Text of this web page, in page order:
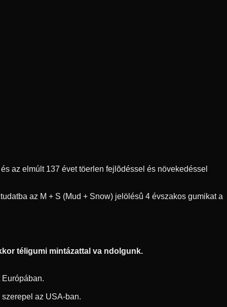
az elmúlt 137 évet töerlen fejlõdéssel és növekedéssel
az M + S (Mud + Snow) jelölésû 4 évszakos gumikat a
téligumi mintázattal va ndolgunk.
az USA-ban.